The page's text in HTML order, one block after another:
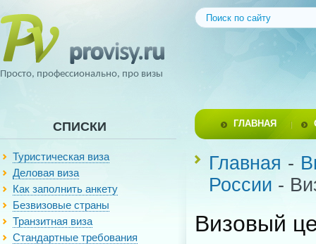
Просто, профессионально, про визы
СПИСКИ
Туристическая виза
Деловая виза
Как заполнить анкету
Безвизовые страны
Транзитная виза
Стандартные требования
ГЛАВНАЯ
Главная -
России -
Визовый